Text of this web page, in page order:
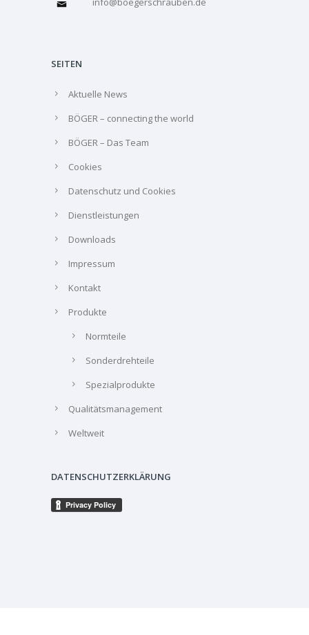
SEITEN
Aktuelle News
BÖGER – connecting the world
BÖGER – Das Team
Cookies
Datenschutz und Cookies
Dienstleistungen
Downloads
Impressum
Kontakt
Produkte
Normteile
Sonderdrehteile
Spezialprodukte
Qualitätsmanagement
Weltweit
DATENSCHUTZERKLÄRUNG